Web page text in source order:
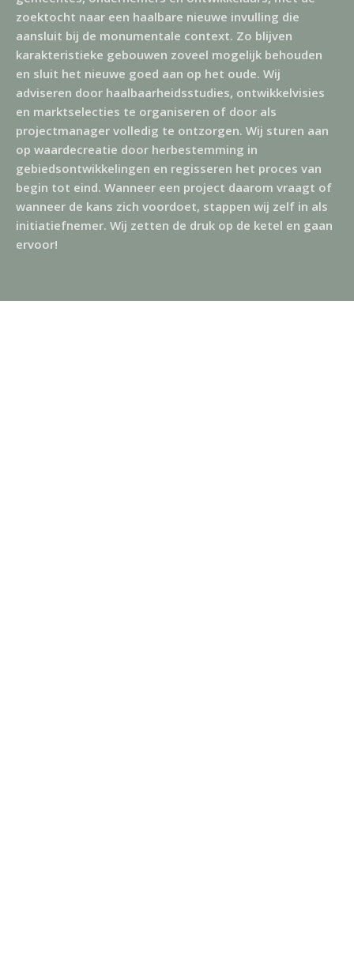
zoektocht naar een haalbare nieuwe invulling die
aansluit bij de monumentale context. Zo blijven
karakteristieke gebouwen zoveel mogelijk behouden
en sluit het nieuwe goed aan op het oude. Wij
adviseren door haalbaarheidsstudies, ontwikkelvisies
en marktselecties te organiseren of door als
projectmanager volledig te ontzorgen. Wij sturen aan
op waardecreatie door herbestemming in
gebiedsontwikkelingen en regisseren het proces van
begin tot eind. Wanneer een project daarom vraagt of
wanneer de kans zich voordoet, stappen wij zelf in als
initiatiefnemer. Wij zetten de druk op de ketel en gaan
ervoor!